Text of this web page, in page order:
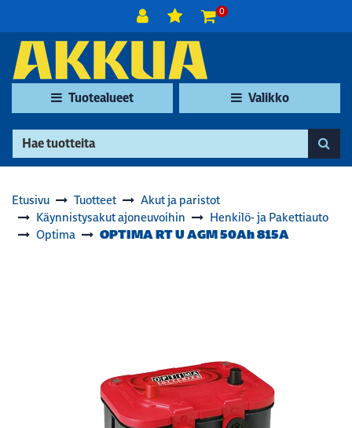
0
Tuotealueet Valikko
Etusivu Tuotteet
Akut ja paristot
Käynnistysakut ajoneuvoihin
Henkilö- ja Pakettiauto
Optima
OPTIMA RT U AGM 50Ah 815A